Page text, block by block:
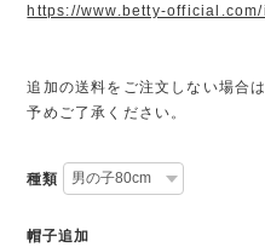
https://www.betty-
追加の送料をご注文しない場合
予めご了承ください。
種類
帽子追加